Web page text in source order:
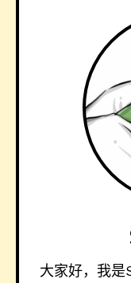
大家好，我是